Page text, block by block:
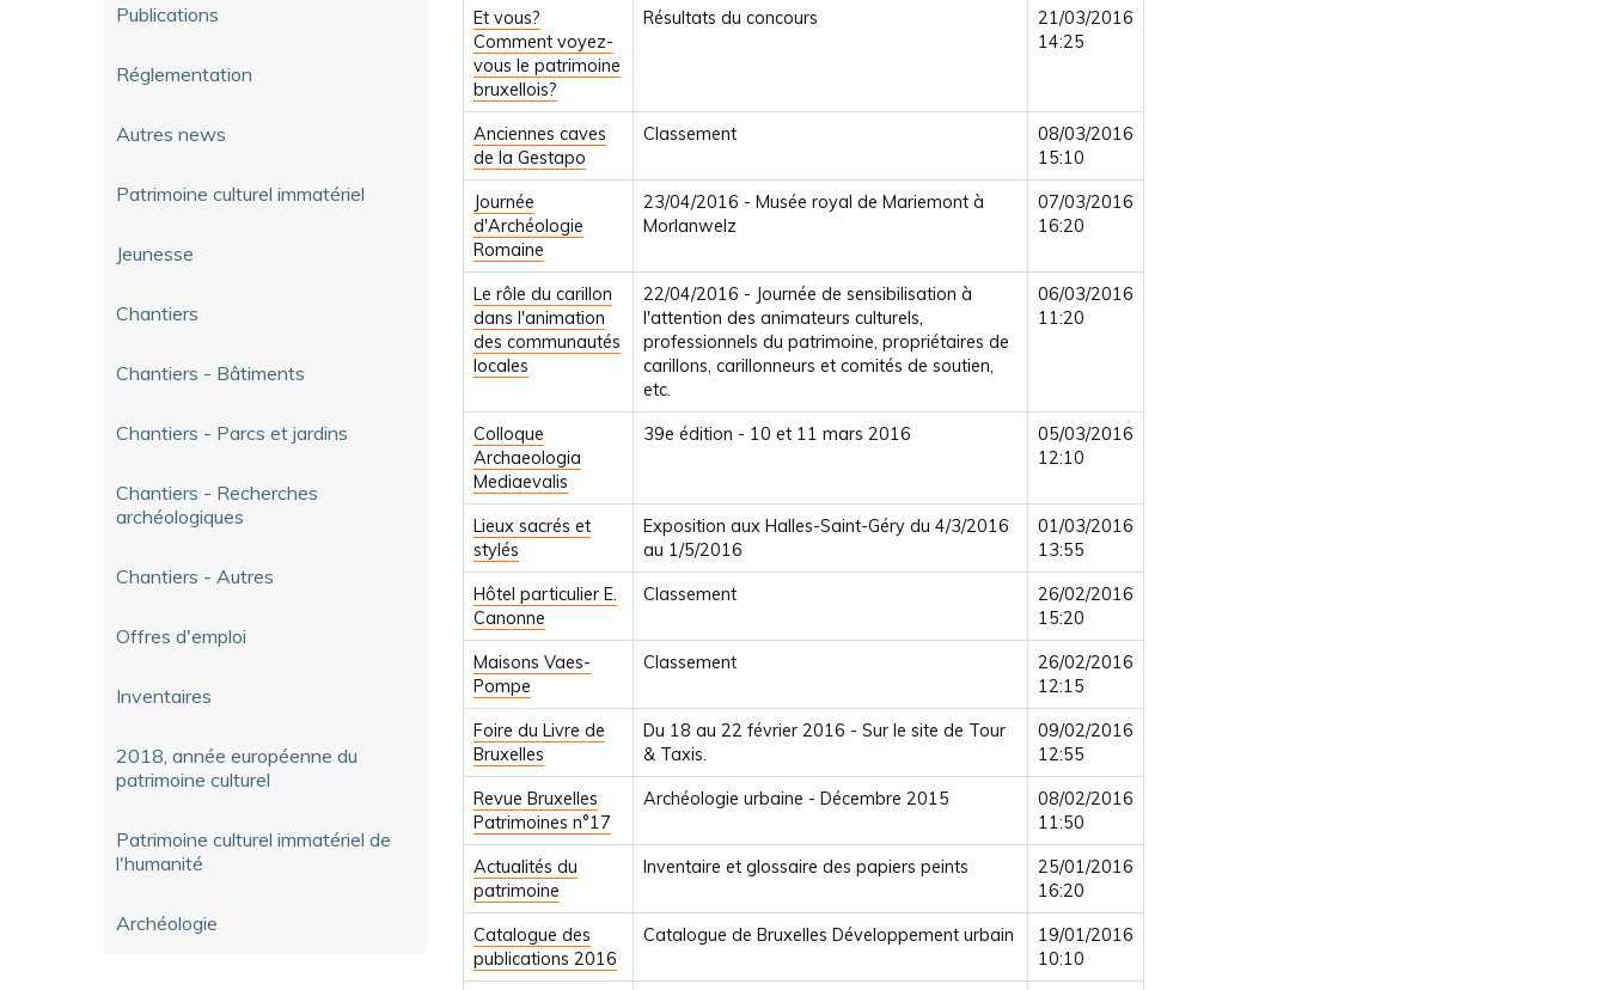
Publications
Réglementation
Autres news
Patrimoine culturel immatériel
Jeunesse
Chantiers
Chantiers - Bâtiments
Chantiers - Parcs et jardins
Chantiers - Recherches
archéologiques
Chantiers - Autres
Offres d'emploi
Inventaires
2018, année européenne du
patrimoine culturel
Patrimoine culturel immatériel de
l'humanité
Archéologie
Et vous?
Comment voyez-
vous le patrimoine
bruxellois?
Résultats du concours
21/03/2016
14:25
Anciennes caves
de la Gestapo
Classement
08/03/2016
15:10
Journée
d'Archéologie
Romaine
23/04/2016 - Musée royal de Mariemont à
Morlanwelz
07/03/2016
16:20
Le rôle du carillon
dans l'animation
des communautés
locales
22/04/2016 - Journée de sensibilisation à
l'attention des animateurs culturels,
professionnels du patrimoine, propriétaires de
carillons, carillonneurs et comités de soutien,
etc.
06/03/2016
11:20
Colloque
Archaeologia
Mediaevalis
39e édition - 10 et 11 mars 2016
05/03/2016
12:10
Lieux sacrés et
stylés
Exposition aux Halles-Saint-Géry du 4/3/2016
au 1/5/2016
01/03/2016
13:55
Hôtel particulier E.
Canonne
Classement
26/02/2016
15:20
Maisons Vaes-
Pompe
Classement
26/02/2016
12:15
Foire du Livre de
Bruxelles
Du 18 au 22 février 2016 - Sur le site de Tour
& Taxis.
09/02/2016
12:55
Revue Bruxelles
Patrimoines n°17
Archéologie urbaine - Décembre 2015
08/02/2016
11:50
Actualités du
patrimoine
Inventaire et glossaire des papiers peints
25/01/2016
16:20
Catalogue des
publications 2016
Catalogue de Bruxelles Développement urbain
19/01/2016
10:10